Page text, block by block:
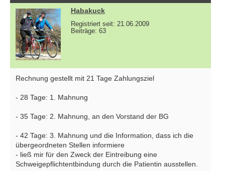
Habakuck
Registriert seit: 21.06.2009
Beiträge: 63
Rechnung gestellt mit 21 Tage Zahlungsziel
- 28 Tage: 1. Mahnung
- 35 Tage: 2. Mahnung, an den Vorstand der BG
- 42 Tage: 3. Mahnung und die Information, dass ich die
übergeordneten Stellen informiere
- ließ mir für den Zweck der Eintreibung eine
Schweigepflichtentbindung durch die Patientin ausstellen.